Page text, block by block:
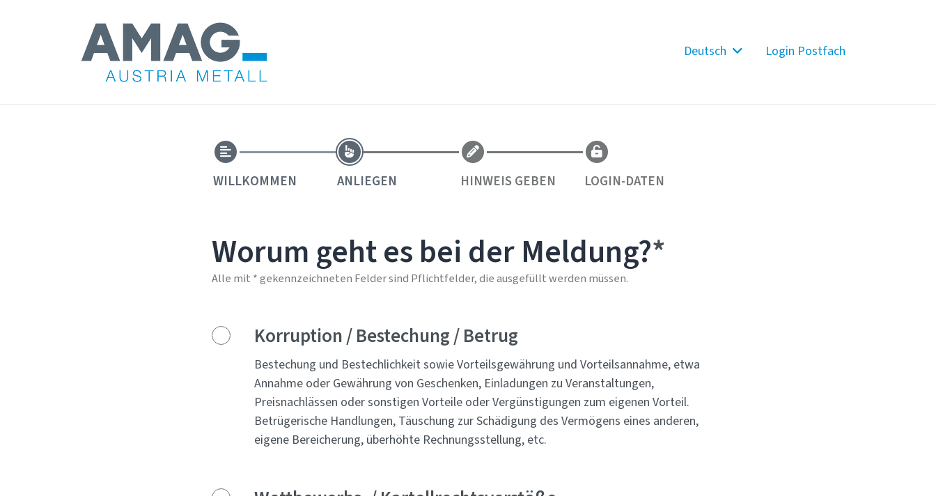
Deutsch Login Postfach
WILLKOMMEN ANLIEGEN HINWEIS GEBEN LOGIN-DATEN
Worum geht es bei der Meldung?
Alle mit * gekennzeichneten Felder sind Pflichtfelder, die ausgefüllt werden müssen.
Korruption / Bestechung / Betrug
Bestechung und Bestechlichkeit sowie Vorteilsgewährung und Vorteilsannahme, etwa
Annahme oder Gewährung von Geschenken, Einladungen zu Veranstaltungen,
Preisnachlässen oder sonstigen Vorteile oder Vergünstigungen zum eigenen Vorteil.
Betrügerische Handlungen, Täuschung zur Schädigung des Vermögens eines anderen,
eigene Bereicherung, überhöhte Rechnungsstellung, etc.